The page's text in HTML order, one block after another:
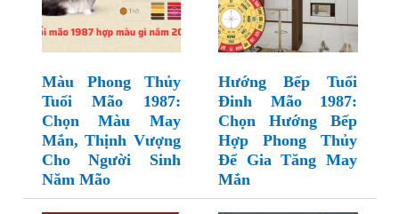
Màu Phong Thủy
Tuổi Mão 1987:
Chọn Màu May
Mắn, Thịnh Vượng
Cho Người Sinh
Năm Mão
Hướng Bếp Tuổi
Đinh Mão 1987:
Chọn Hướng Bếp
Hợp Phong Thủy
Để Gia Tăng May
Mắn